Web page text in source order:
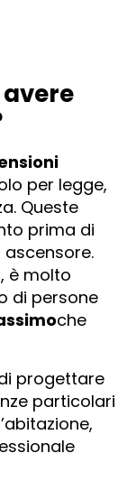
per legge,
Queste
prima di
ascensore.
è molto
di persone
che
progettare
particolari